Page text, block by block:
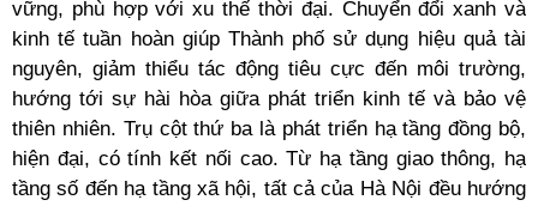
vững, phù hợp với xu thế thời đại. Chuyển đổi xanh và
kinh tế tuần hoàn giúp Thành phố sử dụng hiệu quả tài
nguyên, giảm thiểu tác động tiêu cực đến môi trường,
hướng tới sự hài hòa giữa phát triển kinh tế và bảo vệ
thiên nhiên. Trụ cột thứ ba là phát triển hạ tầng đồng bộ,
hiện đại, có tính kết nối cao. Từ hạ tầng giao thông, hạ
tầng số đến hạ tầng xã hội, tất cả của Hà Nội đều hướng